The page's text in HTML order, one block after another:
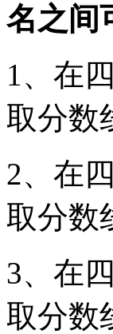
名之间
1、在
取分数
2、在
取分数
3、在
取分数